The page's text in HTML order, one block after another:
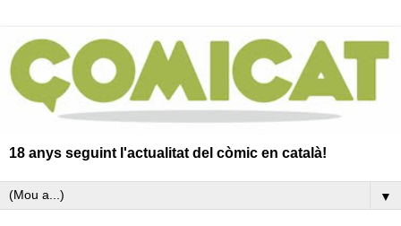
18 anys seguint l'actualitat del còmic en català!
▼